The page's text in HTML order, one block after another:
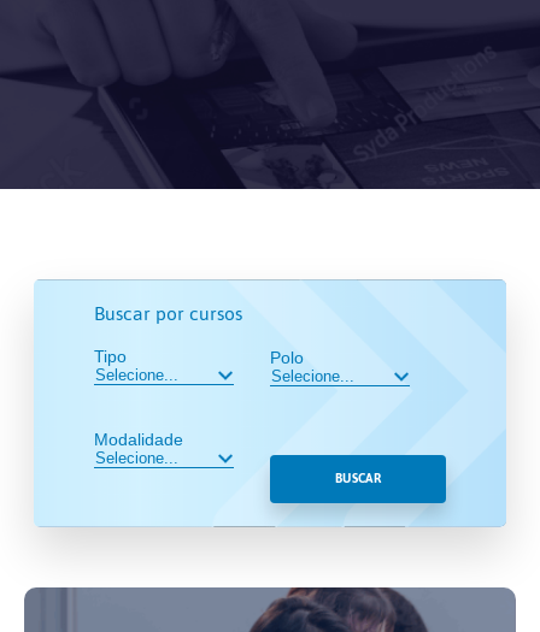
Buscar por cursos
Tipo
Modalidade
Polo
BUSCAR